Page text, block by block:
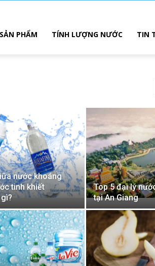
SẢN PHẨM TÍNH LƯỢNG NƯỚC TIN
nước khoáng
tinh khiết
Top 5 đại lý
tại An Giang